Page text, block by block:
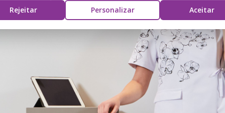
Rejeitar
Personalizar Aceitar